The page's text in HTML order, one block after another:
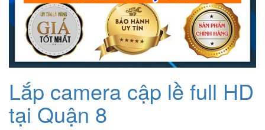
Lắp camera cập lề full HD
tại Quận 8